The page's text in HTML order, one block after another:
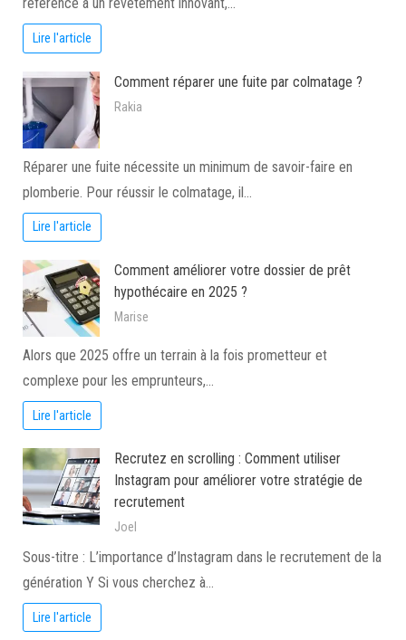
référence à un revêtement innovant,…
Lire l'article
Comment réparer une fuite par colmatage ?
Rakia
Réparer une fuite nécessite un minimum de savoir-faire en
plomberie. Pour réussir le colmatage, il…
Lire l'article
Comment améliorer votre dossier de prêt
hypothécaire en 2025 ?
Marise
Alors que 2025 offre un terrain à la fois prometteur et
complexe pour les emprunteurs,…
Lire l'article
Recrutez en scrolling : Comment utiliser
Instagram pour améliorer votre stratégie de
recrutement
Joel
Sous-titre : L’importance d’Instagram dans le recrutement de la
génération Y Si vous cherchez à…
Lire l'article